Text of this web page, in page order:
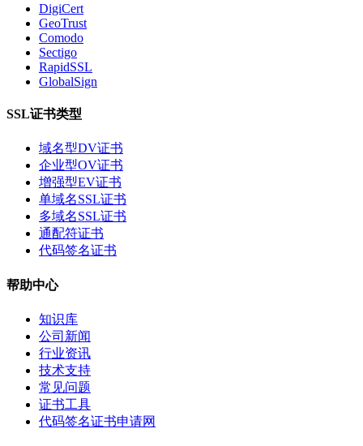
DigiCert
GeoTrust
Comodo
Sectigo
RapidSSL
GlobalSign
SSL证书类型
域名型DV证书
企业型OV证书
增强型EV证书
单域名SSL证书
多域名SSL证书
通配符证书
代码签名证书
帮助中心
知识库
公司新闻
行业资讯
技术支持
常见问题
证书工具
代码签名证书申请网